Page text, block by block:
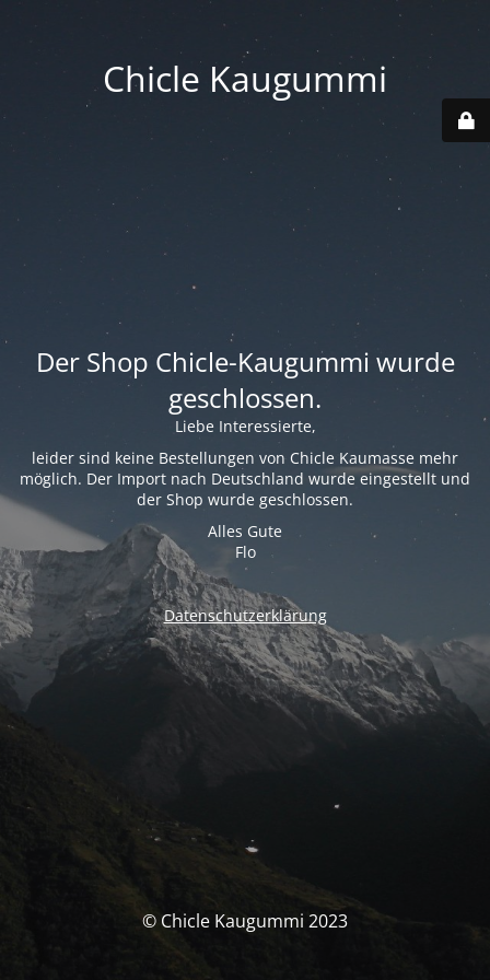
Chicle Kaugummi
Der Shop Chicle-Kaugummi wurde
geschlossen.
Liebe Interessierte,
leider sind keine Bestellungen von Chicle Kaumasse mehr
möglich. Der Import nach Deutschland wurde eingestellt und
der Shop wurde geschlossen.
Alles Gute
Flo
Datenschutzerklärung
© Chicle Kaugummi 2023